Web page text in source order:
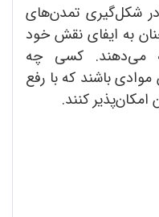
در شکل‌گیری تمدن‌های
به ایفای نقش خود
می‌دهند. کسی چه
باشند که با رفع
کنند.